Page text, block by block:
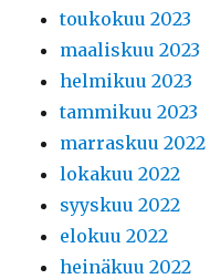
toukokuu 2023
maaliskuu 2023
helmikuu 2023
tammikuu 2023
marraskuu 2022
lokakuu 2022
syyskuu 2022
elokuu 2022
heinäkuu 2022